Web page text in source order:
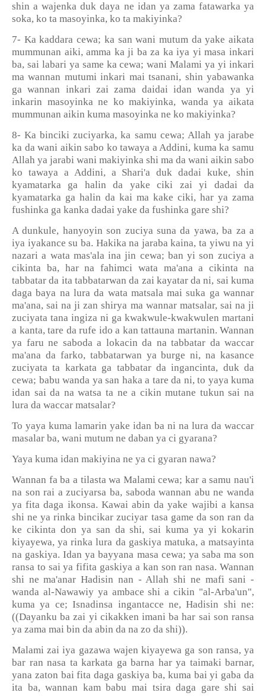
shin a wajenka duk daya ne idan ya zama fatawarka ya
soka, ko ta masoyinka, ko ta makiyinka?
7- Ka kaddara cewa; ka san wani mutum da yake aikata
mummunan aiki, amma ka ji ba za ka iya yi masa inkari
ba, sai labari ya same ka cewa; wani Malami ya yi inkari
ma wannan mutumi inkari mai tsanani, shin yabawanka
ga wannan inkari zai zama daidai idan wanda ya yi
inkarin masoyinka ne ko makiyinka, wanda ya aikata
mummunan aikin kuma masoyinka ne ko makiyinka?
8- Ka binciki zuciyarka, ka samu cewa; Allah ya jarabe
ka da wani aikin sabo ko tawaya a Addini, kuma ka samu
Allah ya jarabi wani makiyinka shi ma da wani aikin sabo
ko tawaya a Addini, a Shari'a duk dadai kuke, shin
kyamatarka ga halin da yake ciki zai yi dadai da
kyamatarka ga halin da kai ma kake ciki, har ya zama
fushinka ga kanka dadai yake da fushinka gare shi?
A dunkule, hanyoyin son zuciya suna da yawa, ba za a
iya iyakance su ba. Hakika na jaraba kaina, ta yiwu na yi
nazari a wata mas'ala ina jin cewa; ban yi son zuciya a
cikinta ba, har na fahimci wata ma'ana a cikinta na
tabbatar da ita tabbatarwan da zai kayatar da ni, sai kuma
daga baya na lura da wata matsala mai suka ga wannar
ma'ana, sai na ji zan shirya ma wannar matsalar, sai na ji
zuciyata tana ingiza ni ga kwakwule-kwakwulen martani
a kanta, tare da rufe ido a kan tattauna martanin. Wannan
ya faru ne saboda a lokacin da na tabbatar da waccar
ma'ana da farko, tabbatarwan ya burge ni, na kasance
zuciyata ta karkata ga tabbatar da ingancinta, duk da
cewa; babu wanda ya san haka a tare da ni, to yaya kuma
idan sai da na watsa ta ne a cikin mutane tukun sai na
lura da waccar matsalar?
To yaya kuma lamarin yake idan ba ni na lura da waccar
masalar ba, wani mutum ne daban ya ci gyarana?
Yaya kuma idan makiyina ne ya ci gyaran nawa?
Wannan fa ba a tilasta wa Malami cewa; kar a samu nau'i
na son rai a zuciyarsa ba, saboda wannan abu ne wanda
ya fita daga ikonsa. Kawai abin da yake wajibi a kansa
shi ne ya rinka bincikar zuciyar tasa game da son ran da
ke cikinta don ya san da shi, sai kuma ya yi kokarin
kiyayewa, ya rinka lura da gaskiya matuka, a matsayinta
na gaskiya. Idan ya bayyana masa cewa; ya saba ma son
ransa to sai ya fifita gaskiya a kan son ran nasa. Wannan
shi ne ma'anar Hadisin nan - Allah shi ne mafi sani -
wanda al-Nawawiy ya ambace shi a cikin "al-Arba'un",
kuma ya ce; Isnadinsa ingantacce ne, Hadisin shi ne:
((Dayanku ba zai yi cikakken imani ba har sai son ransa
ya zama mai bin da abin da na zo da shi)).
Malami zai iya gazawa wajen kiyayewa ga son ransa, ya
bar ran nasa ta karkata ga barna har ya taimaki barnar,
yana zaton bai fita daga gaskiya ba, kuma bai yi gaba da
ita ba, wannan kam babu mai tsira daga gare shi sai